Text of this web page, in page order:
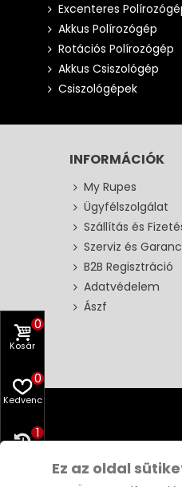
Excenteres
Akkus Polírozógép
Rotációs Polírozógép
Akkus Csiszológép
Csiszológépek
INFORMÁCIÓK
My Rupes
Ügyfélszolgálat
Szállítás és
Szerviz és
B2B Regisztráció
Adatvédelem
Ászf
Kosár
0
Kedvenc
0
1
Ez az oldal